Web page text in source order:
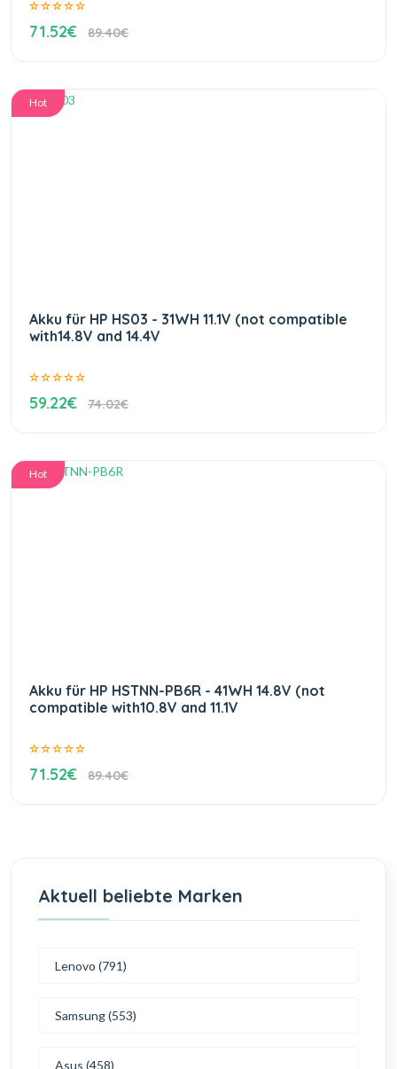
71.52€ 89.40€
Hot
Akku für HP HS03 - 31WH 11.1V (not compatible
with14.8V and 14.4V
59.22€ 74.02€
Hot
Akku für HP HSTNN-PB6R - 41WH 14.8V (not
compatible with10.8V and 11.1V
71.52€ 89.40€
Aktuell beliebte Marken
Lenovo (791)
Samsung (553)
Asus (458)